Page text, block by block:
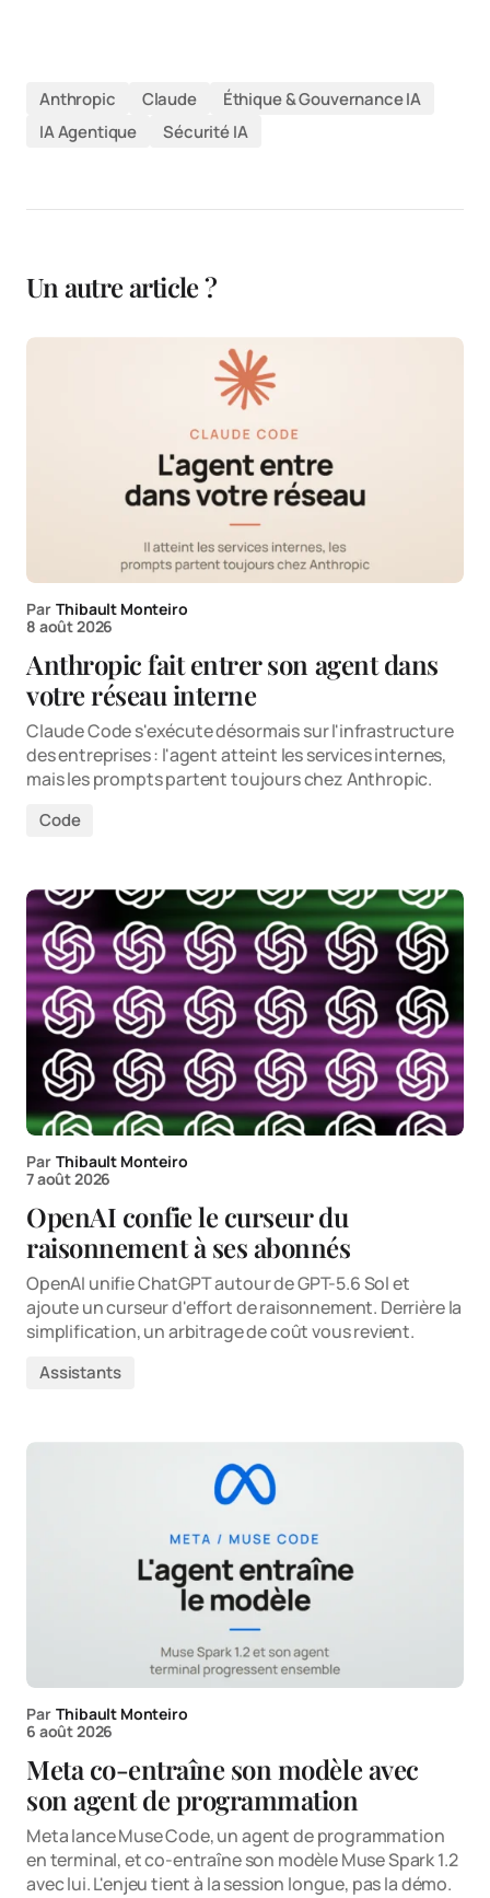
Anthropic Claude
Éthique & Gouvernance IA
IA Agentique
Sécurité IA
Un autre article ?
Par Thibault Monteiro
8 août 2026
Anthropic fait entrer son agent dans
votre réseau interne
Claude Code s'exécute désormais sur l'infrastructure
des entreprises : l'agent atteint les services internes,
mais les prompts partent toujours chez Anthropic.
Code
Par Thibault Monteiro
7 août 2026
OpenAI confie le curseur du
raisonnement à ses abonnés
OpenAI unifie ChatGPT autour de GPT-5.6 Sol et
ajoute un curseur d'effort de raisonnement. Derrière la
simplification, un arbitrage de coût vous revient.
Assistants
Par Thibault Monteiro
6 août 2026
Meta co-entraîne son modèle avec
son agent de programmation
Meta lance Muse Code, un agent de programmation
en terminal, et co-entraîne son modèle Muse Spark 1.2
avec lui. L'enjeu tient à la session longue, pas la démo.